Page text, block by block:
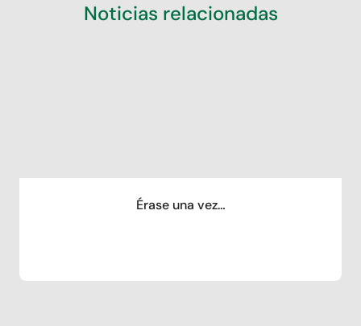
Noticias relacionadas
Érase una vez…